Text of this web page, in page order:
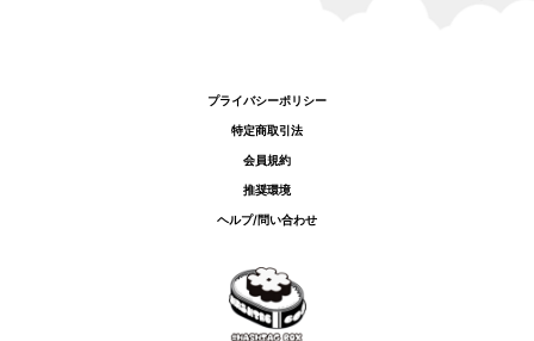
プライバシーポリシー
特定商取引法
会員規約
推奨環境
ヘルプ/問い合わせ